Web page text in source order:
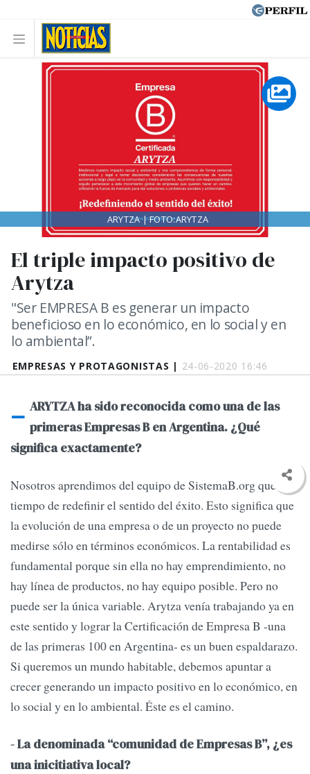
EMPRESAS Y PROTAGONISTAS | 24-06-2020 16:46
El triple impacto positivo de
Arytza
"Ser EMPRESA B es generar un impacto
beneficioso en lo económico, en lo social y en
lo ambiental”.
ARYTZA | FOTO:ARYTZA
- ARYTZA ha sido reconocida como una de las
primeras Empresas B en Argentina. ¿Qué
significa exactamente?
Nosotros aprendimos del equipo de SistemaB.org que es
tiempo de redefinir el sentido del éxito. Esto significa que
la evolución de una empresa o de un proyecto no puede
medirse sólo en términos económicos. La rentabilidad es
fundamental porque sin ella no hay emprendimiento, no
hay línea de productos, no hay equipo posible. Pero no
puede ser la única variable. Arytza venía trabajando ya en
este sentido y lograr la Certificación de Empresa B -una
de las primeras 100 en Argentina- es un buen espaldarazo.
Si queremos un mundo habitable, debemos apuntar a
crecer generando un impacto positivo en lo económico, en
lo social y en lo ambiental. Éste es el camino.
- La denominada “comunidad de Empresas B”, ¿es
una inicitiativa local?